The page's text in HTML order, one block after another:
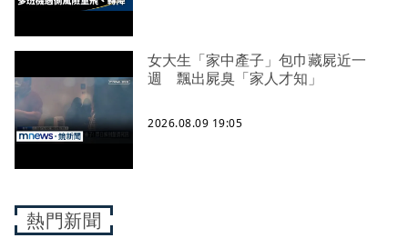
女大生「家中產子」包巾藏屍近一
週 飄出屍臭「家人才知」
2026.08.09 19:05
熱門新聞